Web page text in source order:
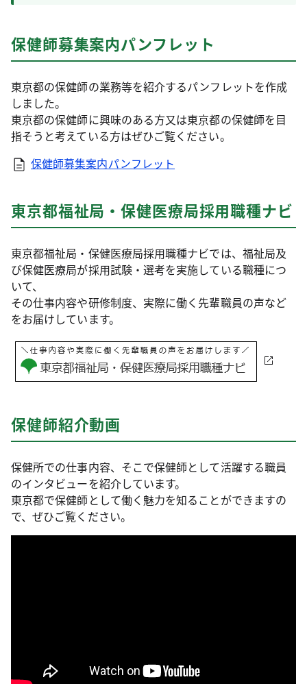
保健師募集案内パンフレット
東京都の保健師の業務等を紹介するパンフレットを作成
しました。
東京都の保健師に興味のある方又は東京都の保健師を目
指そうと考えている方はぜひご覧ください。
保健師募集案内パンフレット
東京都福祉局・保健医療局採用職種ナビ
東京都福祉局・保健医療局採用職種ナビでは、福祉局及
び保健医療局が採用試験・選考を実施している職種につ
いて、
その仕事内容や研修制度、実際に働く先輩職員の声など
をお届けしています。
保健師紹介動画
保健所での仕事内容、そこで保健師として活躍する職員
のインタビューを紹介しています。
東京都で保健師として働く魅力を知ることができますの
で、ぜひご覧ください。